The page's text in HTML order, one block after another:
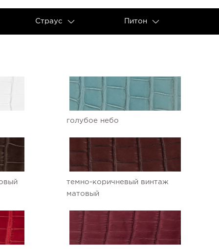
Страус Питон
голубое небо
темно-коричневый винтаж
матовый